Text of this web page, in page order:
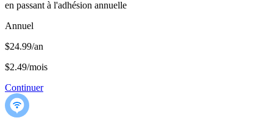
en passant à l'adhésion annuelle
Annuel
$24.99/an
$2.49/mois
Continuer